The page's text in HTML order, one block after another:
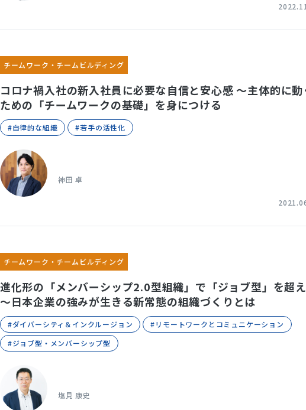
チームワーク・チームビルディング
コロナ禍入社の新入社員に必要な自信と安心感 ～主体的に動
ための「チームワークの基礎」を身につける
#自律的な組織 #若手の活性化
神田 卓
チームワーク・チームビルディング
進化形の「メンバーシップ2.0型組織」で「ジョブ型」を超
～日本企業の強みが生きる新常態の組織づくりとは
#ダイバーシティ＆インクルージョン
#リモートワークとコミュニケーション
#ジョブ型・メンバーシップ型
塩見 康史